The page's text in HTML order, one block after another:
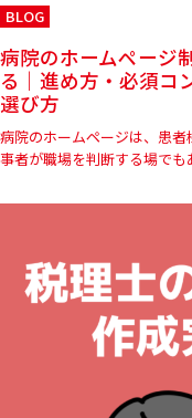
BLOG
病院のホームページ
る｜進め方・必須コ
選び方
病院のホームページは、患
事者が職場を判断する場で